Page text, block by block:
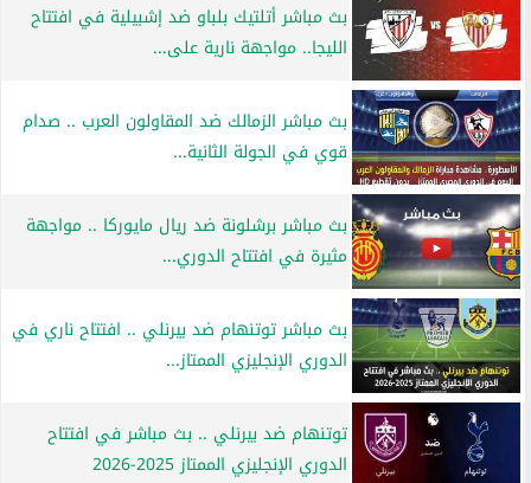
بث مباشر أتلتيك بلباو ضد إشبيلية في افتتاح
الليجا.. مواجهة نارية على...
بث مباشر الزمالك ضد المقاولون العرب .. صدام
قوي في الجولة الثانية...
بث مباشر برشلونة ضد ريال مايوركا .. مواجهة
مثيرة في افتتاح الدوري...
بث مباشر توتنهام ضد بيرنلي .. افتتاح ناري في
الدوري الإنجليزي الممتاز...
توتنهام ضد بيرنلي .. بث مباشر في افتتاح
الدوري الإنجليزي الممتاز 2025-2026